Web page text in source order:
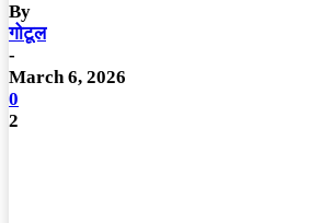
By
गोटूल
-
March 6, 2026
0
2